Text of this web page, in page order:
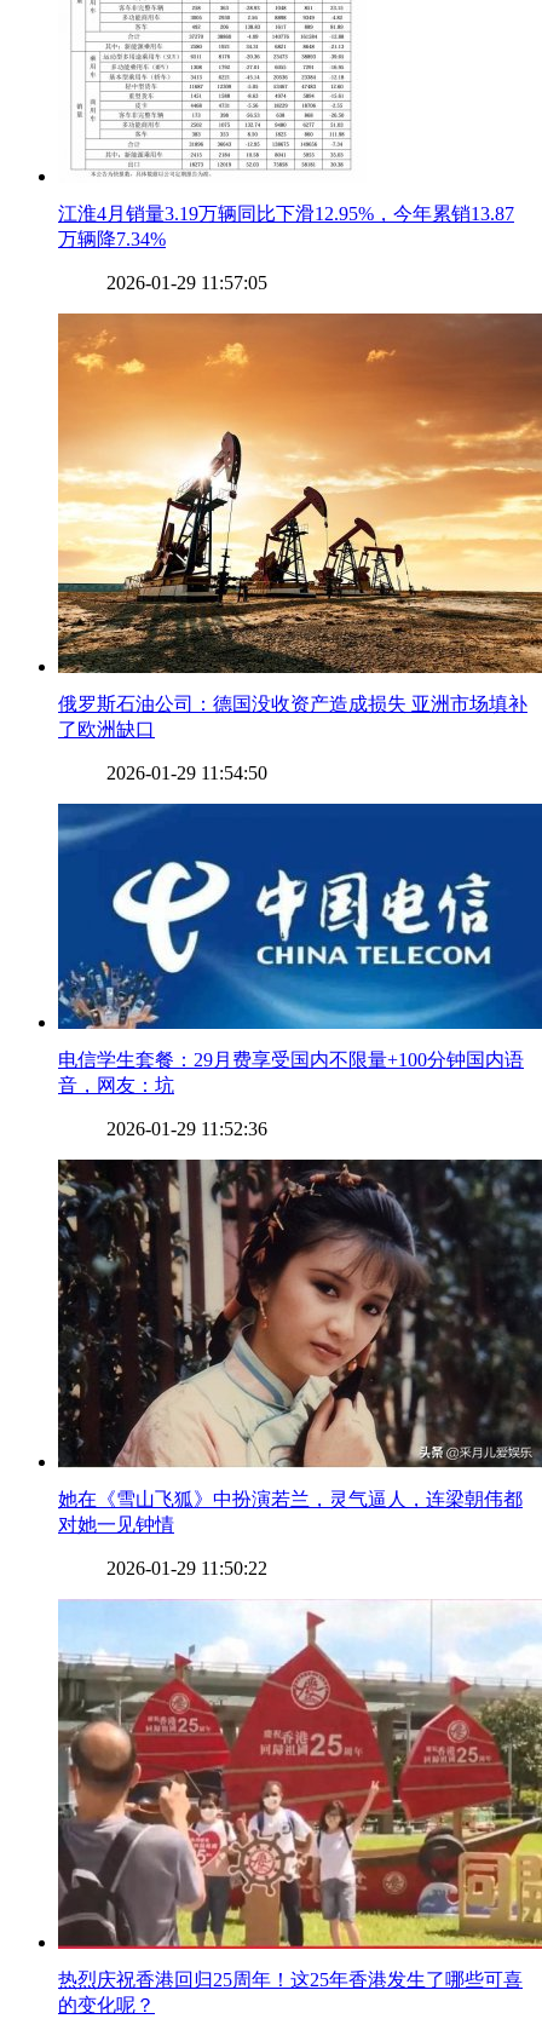
​江淮4月销量3.19万辆同比下滑12.95%，今年累销13.87
万辆降7.34%
2026-01-29 11:57:05
​俄罗斯石油公司：德国没收资产造成损失 亚洲市场填补
了欧洲缺口
2026-01-29 11:54:50
​电信学生套餐：29月费享受国内不限量+100分钟国内语
音，网友：坑
2026-01-29 11:52:36
​她在《雪山飞狐》中扮演若兰，灵气逼人，连梁朝伟都
对她一见钟情
2026-01-29 11:50:22
​热烈庆祝香港回归25周年！这25年香港发生了哪些可喜
的变化呢？